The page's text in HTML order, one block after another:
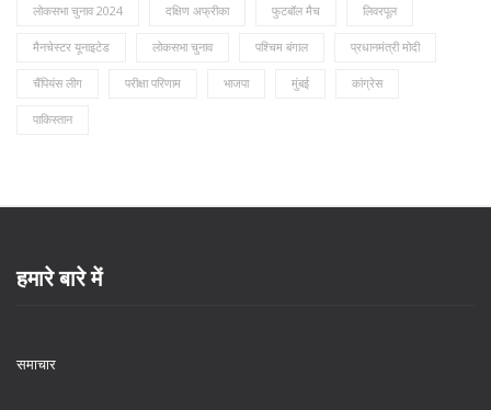
लोकसभा चुनाव 2024 दक्षिण अफ्रीका फुटबॉल मैच लिवरपूल
मैनचेस्टर यूनाइटेड लोकसभा चुनाव पश्चिम बंगाल प्रधानमंत्री मोदी
चैंपियंस लीग परीक्षा परिणाम भाजपा मुंबई कांग्रेस
पाकिस्तान
हमारे बारे में
समाचार